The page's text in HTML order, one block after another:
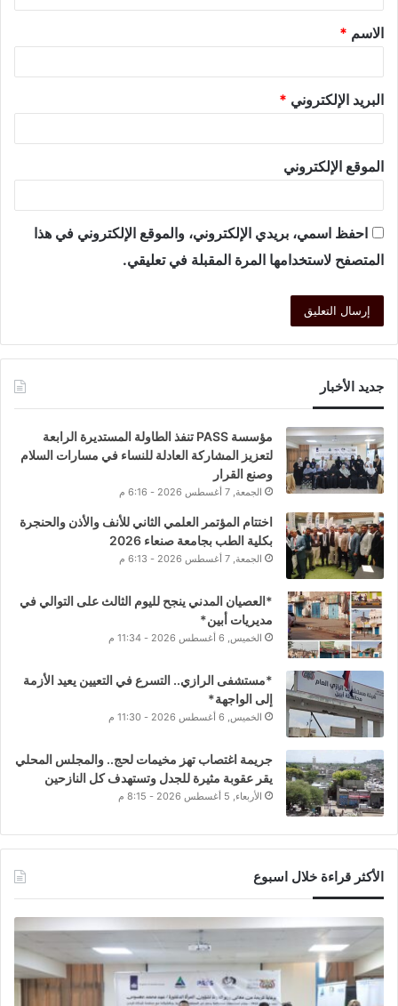
الاسم *
البريد الإلكتروني *
الموقع الإلكتروني
احفظ اسمي، بريدي الإلكتروني، والموقع الإلكتروني في هذا
المتصفح لاستخدامها المرة المقبلة في تعليقي.
جديد الأخبار
مؤسسة PASS تنفذ الطاولة المستديرة الرابعة
لتعزيز المشاركة العادلة للنساء في مسارات السلام
وصنع القرار
الجمعة, 7 أغسطس 2026 - 6:16 م
اختتام المؤتمر العلمي الثاني للأنف والأذن والحنجرة
بكلية الطب بجامعة صنعاء 2026
الجمعة, 7 أغسطس 2026 - 6:13 م
*العصيان المدني ينجح لليوم الثالث على التوالي في
مديريات أبين*
الخميس, 6 أغسطس 2026 - 11:34 م
*مستشفى الرازي.. التسرع في التعيين يعيد الأزمة
إلى الواجهة*
الخميس, 6 أغسطس 2026 - 11:30 م
جريمة اغتصاب تهز مخيمات لحج.. والمجلس المحلي
يقر عقوبة مثيرة للجدل وتستهدف كل النازحين
الأربعاء, 5 أغسطس 2026 - 8:15 م
الأكثر قراءة خلال اسبوع